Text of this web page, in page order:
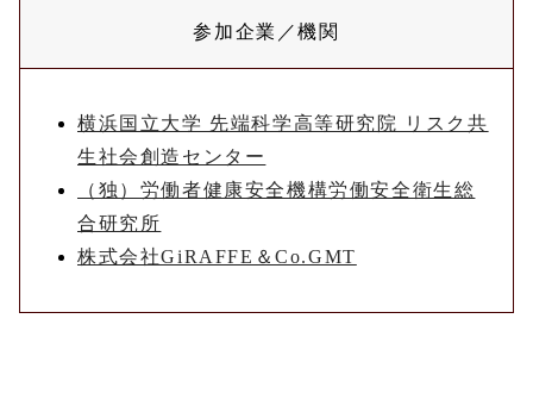
参加企業／機関
横浜国立大学 先端科学高等研究院 リスク共
生社会創造センター
（独）労働者健康安全機構労働安全衛生総
合研究所
株式会社GiRAFFE＆Co.GMT